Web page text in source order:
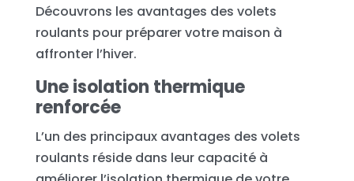
Découvrons les avantages des volets
roulants pour préparer votre maison à
affronter l’hiver.
Une isolation thermique
renforcée
L’un des principaux avantages des volets
roulants réside dans leur capacité à